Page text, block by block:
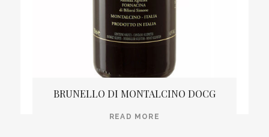
BRUNELLO DI MONTALCINO DOCG
READ MORE